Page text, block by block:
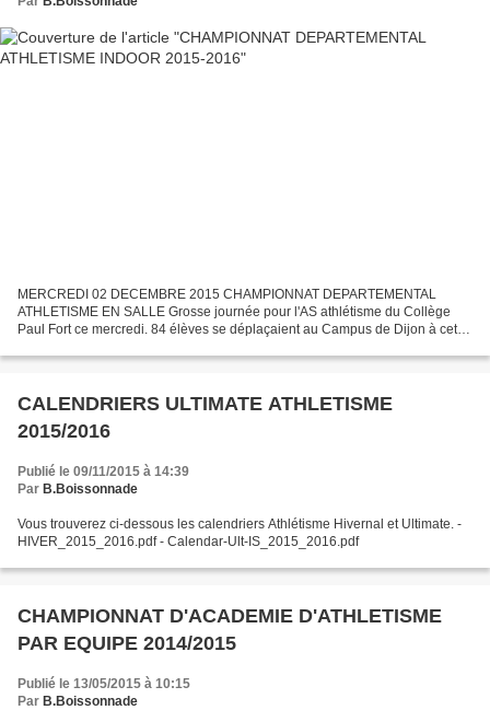
MERCREDI 02 DECEMBRE 2015 CHAMPIONNAT DEPARTEMENTAL
ATHLETISME EN SALLE Grosse journée pour l'AS athlétisme du Collège
Paul Fort ce mercredi. 84 élèves se déplaçaient au Campus de Dijon à cette
CALENDRIERS ULTIMATE ATHLETISME
2015/2016
Publié le 09/11/2015 à 14:39
Par B.Boissonnade
Vous trouverez ci-dessous les calendriers Athlétisme Hivernal et Ultimate. -
HIVER_2015_2016.pdf - Calendar-Ult-IS_2015_2016.pdf
CHAMPIONNAT D'ACADEMIE D'ATHLETISME
PAR EQUIPE 2014/2015
Publié le 13/05/2015 à 10:15
Par B.Boissonnade